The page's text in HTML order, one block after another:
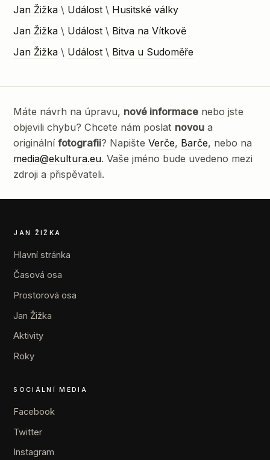
Jan Žižka \ Událost \ Husitské války
Jan Žižka \ Událost \ Bitva na Vítkově
Jan Žižka \ Událost \ Bitva u Sudoměře
Máte návrh na úpravu, nové informace nebo jste
objevili chybu? Chcete nám poslat novou a
originálnífotografii? NapišteVerče, Barče, nebo na
media@ekultura.eu. Vaše jméno bude uvedeno mezi
zdroji a přispěvateli.
JAN ŽIŽKA
Hlavní stránka
Časová osa
Prostorová osa
Jan Žižka
Aktivity
Roky
SOCIÁLNÍ MÉDIA
Facebook
Twitter
Instagram